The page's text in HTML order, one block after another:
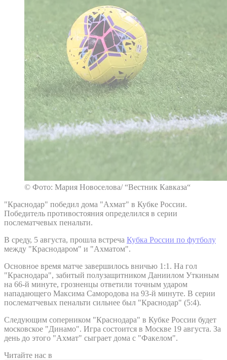
© Фото: Мария Новоселова/ “Вестник Кавказа“
"Краснодар" победил дома "Ахмат" в Кубке России.
Победитель противостояния определился в серии
послематчевых пенальти.
В среду, 5 августа, прошла встреча Кубка России по футболу
между "Краснодаром" и "Ахматом".
Основное время матче завершилось вничью 1:1. На гол
"Краснодара", забитый полузащитником Даниилом Уткиным
на 66-й минуте, грозненцы ответили точным ударом
нападающего Максима Самородова на 93-й минуте. В серии
послематчевых пенальти сильнее был "Краснодар" (5:4).
Следующим соперником "Краснодара" в Кубке России будет
московское "Динамо". Игра состоится в Москве 19 августа. За
день до этого "Ахмат" сыграет дома с "Факелом".
Читайте нас в